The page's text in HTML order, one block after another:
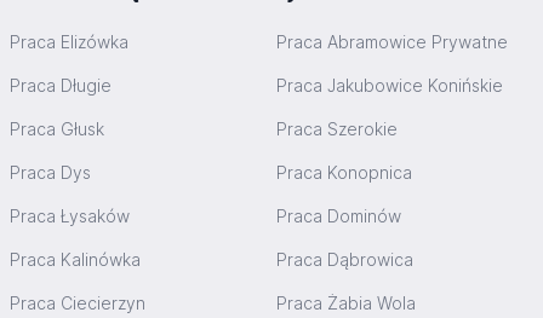
Praca Elizówka Praca Abramowice Prywatne
Praca Długie Praca Jakubowice Konińskie
Praca Głusk Praca Szerokie
Praca Dys Praca Konopnica
Praca Łysaków Praca Dominów
Praca Kalinówka Praca Dąbrowica
Praca Ciecierzyn Praca Żabia Wola